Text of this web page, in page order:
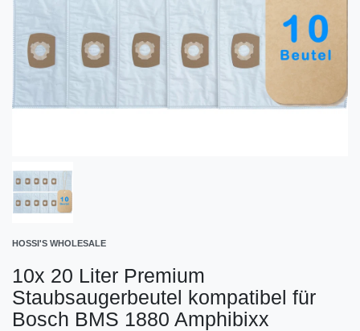
HOSSI'S WHOLESALE
10x 20 Liter Premium
Staubsaugerbeutel kompatibel für
Bosch BMS 1880 Amphibixx